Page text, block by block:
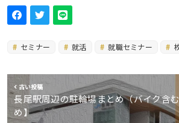
セミナー 就活 就職セミナー
古い投稿
長尾駅周辺の駐輪場まとめ（バイク含
め】